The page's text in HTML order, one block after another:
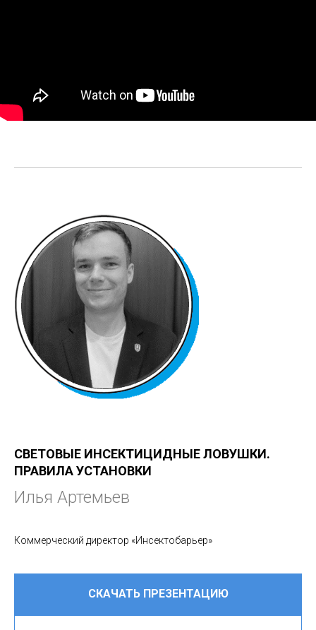
СВЕТОВЫЕ ИНСЕКТИЦИДНЫЕ ЛОВУШКИ.
ПРАВИЛА УСТАНОВКИ
Илья Артемьев
Коммерческий директор «Инсектобарьер»
СКАЧАТЬ ПРЕЗЕНТАЦИЮ